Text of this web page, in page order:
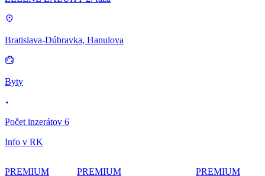
Bratislava-Dúbravka, Hanulova
Byty
Počet inzerátov 6
Info v RK
PREMIUM PREMIUM PREMIUM